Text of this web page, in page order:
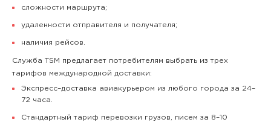
сложности маршрута;
удаленности отправителя и получателя;
наличия рейсов.
Служба TSM предлагает потребителям выбрать из трех
тарифов международной доставки:
Экспресс–доставка авиакурьером из любого города за 24–
72 часа.
Стандартный тариф перевозки грузов, писем за 8–10